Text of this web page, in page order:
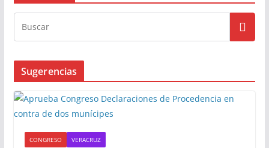
Sugerencias
CONGRESO VERACRUZ